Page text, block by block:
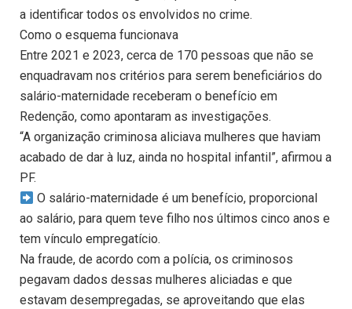
a identificar todos os envolvidos no crime.
Como o esquema funcionava
Entre 2021 e 2023, cerca de 170 pessoas que não se
enquadravam nos critérios para serem beneficiários do
salário-maternidade receberam o benefício em
Redenção, como apontaram as investigações.
“A organização criminosa aliciava mulheres que haviam
acabado de dar à luz, ainda no hospital infantil”, afirmou a
PF.
O salário-maternidade é um benefício, proporcional
ao salário, para quem teve filho nos últimos cinco anos e
tem vínculo empregatício.
Na fraude, de acordo com a polícia, os criminosos
pegavam dados dessas mulheres aliciadas e que
estavam desempregadas, se aproveitando que elas